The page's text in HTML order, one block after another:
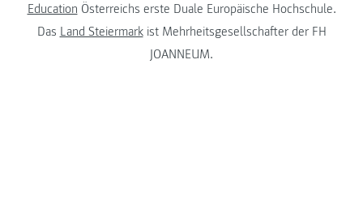
Education Österreichs erste Duale Europäische Hochschule.
Das Land Steiermarkist Mehrheitsgesellschafter der FH
JOANNEUM.